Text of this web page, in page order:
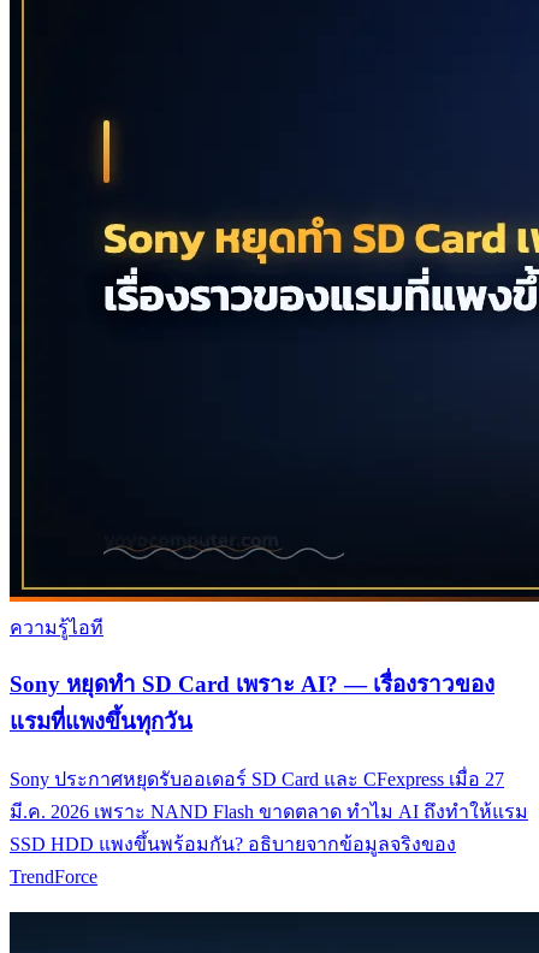
ความรู้ไอที
Sony หยุดทำ SD Card เพราะ AI? — เรื่องราวของ
แรมที่แพงขึ้นทุกวัน
Sony ประกาศหยุดรับออเดอร์ SD Card และ CFexpress เมื่อ 27
มี.ค. 2026 เพราะ NAND Flash ขาดตลาด ทำไม AI ถึงทำให้แรม
SSD HDD แพงขึ้นพร้อมกัน? อธิบายจากข้อมูลจริงของ
TrendForce